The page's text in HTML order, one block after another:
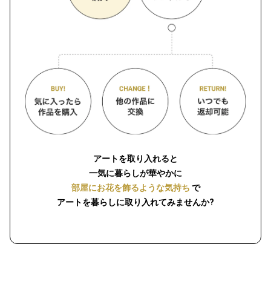
アートを取り入れると
一気に暮らしが華やかに
部屋にお花を飾るような気持ち で
アートを暮らしに取り入れてみませんか?